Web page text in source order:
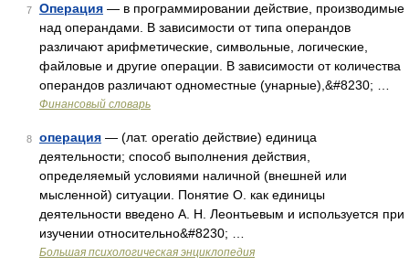
7 Операция — в программировании действие, производимые
над операндами. В зависимости от типа операндов
различают арифметические, символьные, логические,
файловые и другие операции. В зависимости от количества
операндов различают одноместные (унарные),&#8230; …
Финансовый словарь
8 операция — (лат. operatio действие) единица
деятельности; способ выполнения действия,
определяемый условиями наличной (внешней или
мысленной) ситуации. Понятие О. как единицы
деятельности введено А. Н. Леонтьевым и используется при
изучении относительно&#8230; …
Большая психологическая энциклопедия